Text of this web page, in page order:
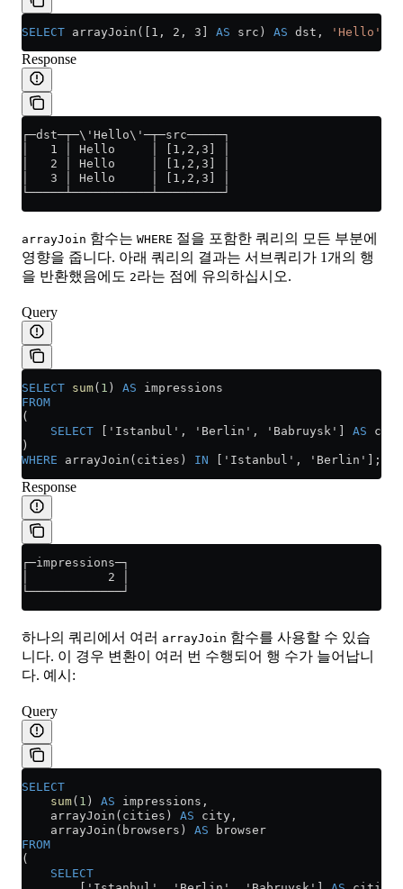
SELECT arrayJoin([1, 2, 3] AS src) AS dst, 'Hello'
Response
┌─dst─┬─\'Hello\'─┬─src─────┐
│   1 │ Hello     │ [1,2,3] │
│   2 │ Hello     │ [1,2,3] │
│   3 │ Hello     │ [1,2,3] │
└─────┴───────────┴─────────┘
arrayJoin 함수는 WHERE 절을 포함한 쿼리의 모든 부분에
영향을 줍니다. 아래 쿼리의 결과는 서브쿼리가 1개의 행
을 반환했음에도 2라는 점에 유의하십시오.
Query
SELECT sum( 1 ) AS impressions
FROM
(
    SELECT
['Istanbul', 'Berlin', 'Babruysk'] AS
)
WHERE arrayJoin(cities) IN ['Istanbul', 'Berlin'];
Response
┌─impressions─┐
│           2 │
└─────────────┘
하나의 쿼리에서 여러 arrayJoin 함수를 사용할 수 있습
니다. 이 경우 변환이 여러 번 수행되어 행 수가 늘어납니
다. 예시:
Query
SELECT
    sum
( 1 ) AS impressions,
    arrayJoin(cities)
AS city,
    arrayJoin(browsers)
AS browser
FROM
(
    SELECT